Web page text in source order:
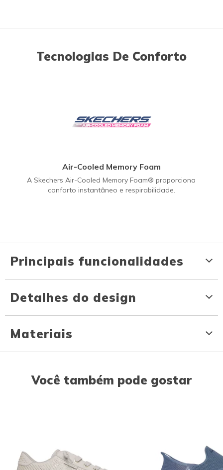
Tecnologias De Conforto
Air-Cooled Memory Foam
A Skechers Air-Cooled Memory Foam® proporciona
conforto instantâneo e respirabilidade.
Principais funcionalidades
Detalhes do design
Materiais
Você também pode gostar